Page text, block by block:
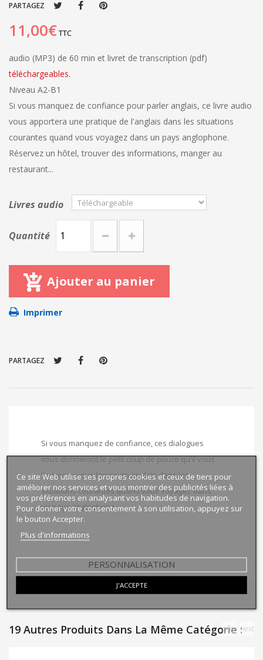
PARTAGEZ
11,00€TTC
audio (MP3) de 60 min et livret de transcription (pdf)
téléchargeables.
Niveau A2-B1
Si vous manquez de confiance pour parler anglais, ce livre audio
vous apportera une pratique de l'anglais dans les situations
courantes quand vous voyagez dans un pays anglophone.
Réservez un hôtel, trouver des informations, manger au
restaurant...
Livres audio
Quantité
Ajouter au panier
Imprimer
PARTAGEZ
Si vous manquez de confiance, ces dialogues
vous donneront le petit coup de pouce qu'il vous
faut pour vous lancer en anglais dans les
situations courantes quand vous voyagez dans
un pays anglophone.
19 Autres Produits Dans La Même Catégorie :
prev next
Ce site Web utilise ses propres cookies et ceux de tiers pour
améliorer nos services et vous montrer des publicités liées à
vos préférences en analysant vos habitudes de navigation.
Pour donner votre consentement à son utilisation, appuyez sur
le bouton Accepter.
Plus d'informations
PERSONNALISATION
J'ACCEPTE